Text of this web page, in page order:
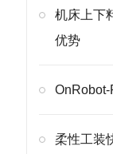
机床上下
优势
OnRobot-
柔性工装